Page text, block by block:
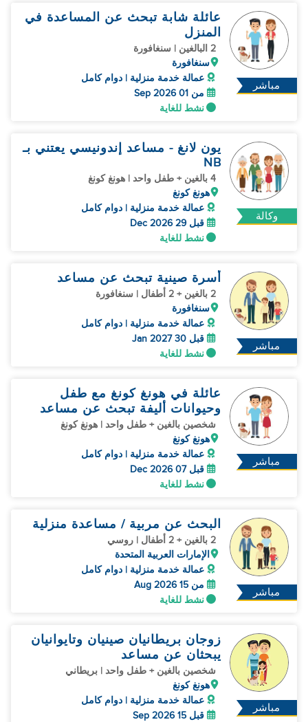
مباشر
عائلة شابة تبحث عن المساعدة في
المنزل
2 البالغين | سنغافورة
سنغافورة
عمالة خدمة منزلية | دوام كامل
من 01 Sep 2026
نشط للغاية
وكالة
يون لانغ - مساعد إندونيسي يعتني بـ
NB
4 بالغين + طفل واحد | هونغ كونغ
هونغ كونغ
عمالة خدمة منزلية | دوام كامل
قبل 29 Dec 2026
نشط للغاية
مباشر
أسرة صينية تبحث عن مساعد
2 بالغين + 2 أطفال | سنغافورة
سنغافورة
عمالة خدمة منزلية | دوام كامل
قبل 30 Jan 2027
نشط للغاية
مباشر
عائلة في هونغ كونغ مع طفل
وحيوانات أليفة تبحث عن مساعد
شخصين بالغين + طفل واحد | هونغ كونغ
هونغ كونغ
عمالة خدمة منزلية | دوام كامل
قبل 07 Dec 2026
نشط للغاية
مباشر
البحث عن مربية / مساعدة منزلية
2 بالغين + 2 أطفال | روسي
الإمارات العربية المتحدة
عمالة خدمة منزلية | دوام كامل
من 15 Aug 2026
نشط للغاية
مباشر
زوجان بريطانيان صينيان وتايوانيان
يبحثان عن مساعد
شخصين بالغين + طفل واحد | بريطاني
هونغ كونغ
عمالة خدمة منزلية | دوام كامل
قبل 15 Sep 2026